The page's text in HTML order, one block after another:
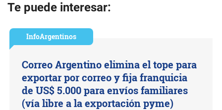
Te puede interesar:
InfoArgentinos
Correo Argentino elimina el tope para
exportar por correo y fija franquicia
de US$ 5.000 para envíos familiares
(vía libre a la exportación pyme)